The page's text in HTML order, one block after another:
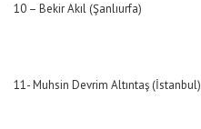
10 – Bekir Akıl (Şanlıurfa)
11- Muhsin Devrim Altıntaş (İstanbul)